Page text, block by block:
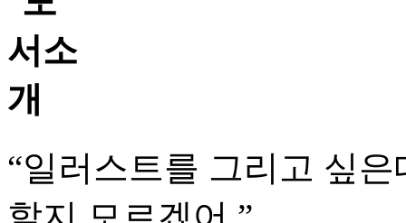
“일러스트를 그리고 싶